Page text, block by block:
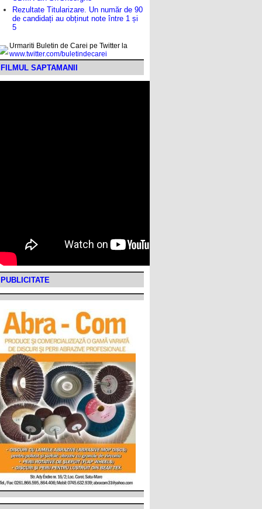
Rezultate Titularizare. Un număr de 90
de candidați au obținut note între 1 și
5
Urmariti Buletin de Carei pe Twitter la
www.twitter.com/buletindecarei
FILMUL SAPTAMANII
PUBLICITATE